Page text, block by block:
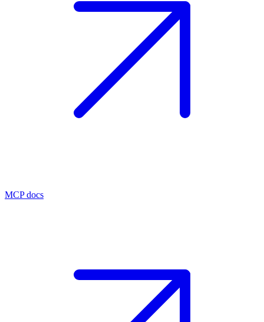
MCP docs